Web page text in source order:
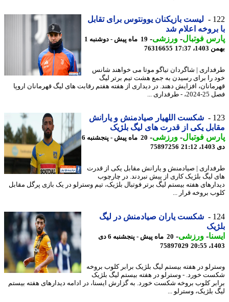
لیست بازیکنان یوونتوس برای تقابل
اعلام شد
فوتبال-ورزشی-
19 ماه پیش - دوشنبه 1
17:37
76316655
| شاگردان تیاگو موتا می خواهند شانس
را برای رسیدن به جمع هشت تیم برتر لیگ
افزایش دهند. در دیداری از هفته هفتم رقابت های لیگ قهرمانان اروپا
...
شکست اللهیار صیادمنش و یارانش
یکی از قدرت های لیگ بلژیک
فوتبال-ورزشی-
20 ماه پیش - پنجشنبه 6
75897256
| صیادمنش و یارانش مقابل یکی از قدرت
لیگ بلژیک کاری از پیش نبردند. در چارچوب
هفته بیستم لیگ برتر فوتبال بلژیک، تیم وسترلو در یک بازی پرگل مقابل
بروخه قرار ...
شکست یاران صیادمنش در لیگ
-ورزشی-
20 ماه پیش - پنجشنبه 6 دی
75897029
در هفته بیستم لیگ بلژیک برابر کلوب بروخه
خورد. - وسترلو در هفته بیستم لیگ بلژیک
کلوب بروخه شکست خورد. به گزارش ایسنا، در ادامه دیدارهای هفته بیستم
بلژیک، وسترلو ...